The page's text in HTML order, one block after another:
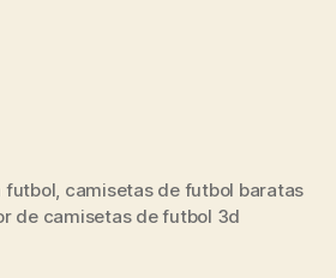
futbol, camisetas de futbol baratas
de camisetas de futbol 3d